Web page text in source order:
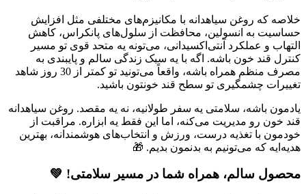
خلاصه که روغن سیاهدانه با مکانیزم‌های مختلفی مثل افزایش
حساسیت به انسولین، محافظت از سلول‌های پانکراس، کاهش
التهاب و عملکرد آنتی‌اکسیدانی، می‌تونه یه متحد قوی تو مسیر
کنترل قند خون باشه. اگه با یه سبک زندگی سالم و پایبندی به
مصرف منظم همراه باشه، واقعاً می‌تونید تو کمتر از 30 روز شاهد
تغییرات چشمگیری تو سطح قند خونتون باشید.
یادمون باشه، سلامتی یه سفر طولانیه، نه یه مقصد. روغن سیاهدانه
قند خون رو مدیریت می‌کنه، اما این فقط یه ابزاره. مراقبت از
خودمون با تغذیه درست، ورزش و انتخاب‌های هوشمندانه، بهترین
هدیه‌ایه که می‌تونیم به بدنمون بدیم. 🎁
محصول سالم، همراه شما در مسیر سلامتی! 💚